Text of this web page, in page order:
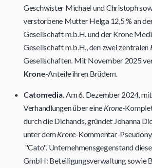
Geschwister Michael und Christoph
verstorbene Mutter Helga 12,5 % an
Gesellschaft m.b.H. und der Krone
Gesellschaft m.b.H., den zwei zentralen
Gesellschaften. Mit November 2025
Krone-Anteile ihren Brüdern.
Catomedia.Am 6. Dezember 2024,
Verhandlungen über eine Krone-
durch die Dichands, gründet Johanna
unter demKrone-Kommentar-
"Cato". Unternehmensgegenstand
GmbH: Beteiligungsverwaltung sowie